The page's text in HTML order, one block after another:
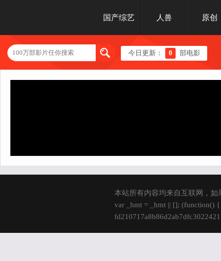
国产综艺 人兽 原创
今日更新： 0 部电影
本站所有内容均来自互联网，
var _hmt = _hmt || []; (function() {